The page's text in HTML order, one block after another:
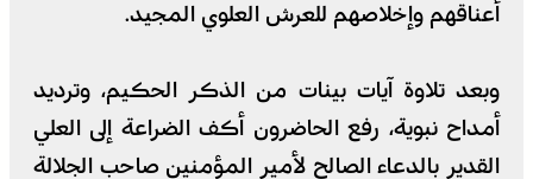
أعناقهم وإخلاصهم للعرش العلوي المجيد.
وبعد تلاوة آيات بينات من الذكر الحكيم، وترديد
أمداح نبوية، رفع الحاضرون أكف الضراعة إلى العلي
القدير بالدعاء الصالح لأمير المؤمنين صاحب الجلالة